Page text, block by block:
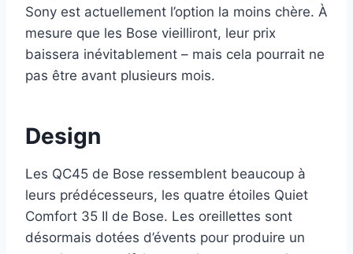
Sony est actuellement l’option la moins chère. À
mesure que les Bose vieilliront, leur prix
baissera inévitablement – mais cela pourrait ne
pas être avant plusieurs mois.
Design
Les QC45 de Bose ressemblent beaucoup à
leurs prédécesseurs, les quatre étoiles Quiet
Comfort 35 II de Bose. Les oreillettes sont
désormais dotées d’évents pour produire un